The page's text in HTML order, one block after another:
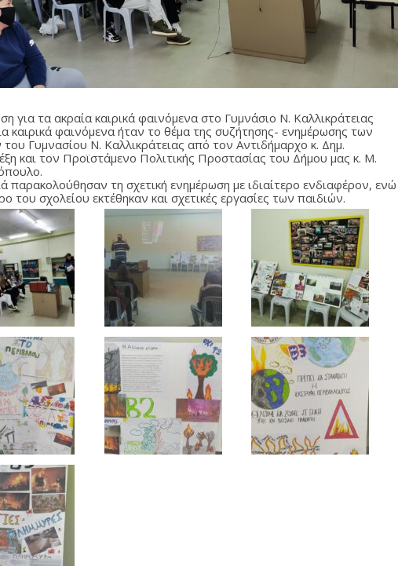
για τα ακραία καιρικά φαινόμενα στο Γυμνάσιο Ν. Καλλικράτειας
καιρικά φαινόμενα ήταν το θέμα της συζήτησης- ενημέρωσης των
Γυμνασίου Ν. Καλλικράτειας από τον Αντιδήμαρχο κ. Δημ.
και τον Προϊστάμενο Πολιτικής Προστασίας του Δήμου μας κ. Μ.
παρακολούθησαν τη σχετική ενημέρωση με ιδιαίτερο ενδιαφέρον, ενώ
του σχολείου εκτέθηκαν και σχετικές εργασίες των παιδιών.